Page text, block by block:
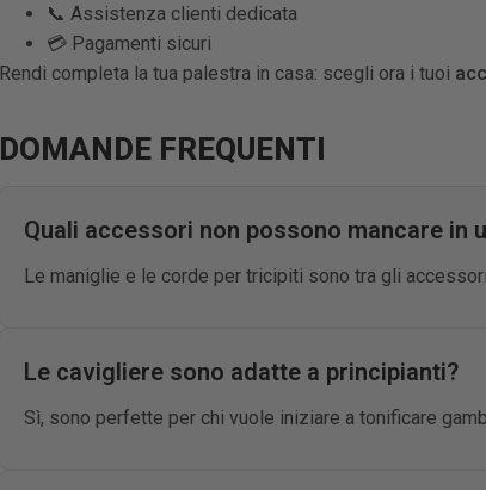
📞 Assistenza clienti dedicata
💳 Pagamenti sicuri
Rendi completa la tua palestra in casa: scegli ora i tuoi
DOMANDE FREQUENTI
Quali accessori non possono mancare in
Le maniglie e le corde per tricipiti sono tra gli
Le cavigliere sono adatte a principianti?
Sì, sono perfette per chi vuole iniziare a tonificare